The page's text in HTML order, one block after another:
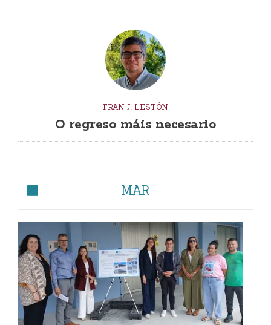
FRAN J. LESTÓN
O regreso máis necesario
MAR